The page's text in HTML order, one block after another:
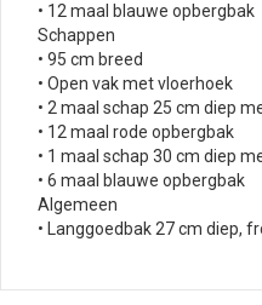
• 12 maal blauwe opbergbak
Schappen
• 95 cm breed
• Open vak met vloerhoek
• 2 maal schap 25 cm diep
• 12 maal rode opbergbak
• 1 maal schap 30 cm diep
• 6 maal blauwe opbergbak
Algemeen
• Langgoedbak 27 cm diep,